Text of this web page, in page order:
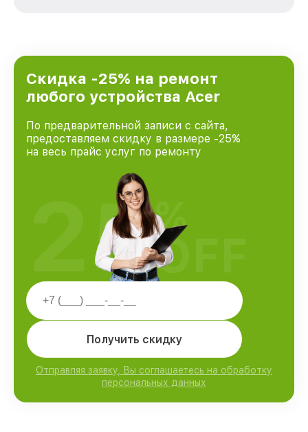
Краснодаре, постоянно повышая уровень
доверия и лояльности наших клиентов.
Скидка -25% на ремонт
любого устройства Acer
По предварительной записи с сайта,
предоставляем скидку в размере -25%
на весь прайс услуг по ремонту
Получить скидку
Отправляя заявку, Вы соглашаетесь на обработку
персональных данных
25%
OFF